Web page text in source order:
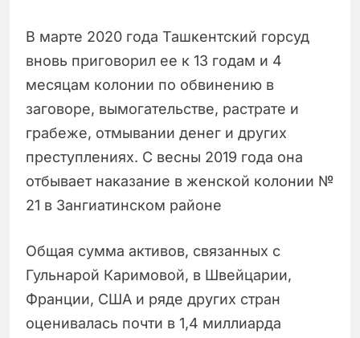
В марте 2020 года Ташкентский горсуд
вновь приговорил ее к 13 годам и 4
месяцам колонии по обвинению в
заговоре, вымогательстве, растрате и
грабеже, отмывании денег и других
преступлениях. С весны 2019 года она
отбывает наказание в женской колонии №
21 в Зангиатинском районе
Общая сумма активов, связанных с
Гульнарой Каримовой, в Швейцарии,
Франции, США и ряде других стран
оценивалась почти в 1,4 миллиарда